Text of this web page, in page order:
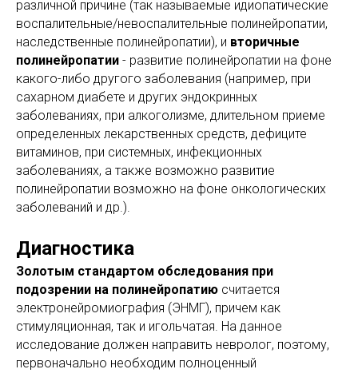
различной причине (так называемые идиопатические
воспалительные/невоспалительные полинейропатии,
наследственные полинейропатии), и вторичные
полинейропатии - развитие полинейропатии на фоне
какого-либо другого заболевания (например, при
сахарном диабете и других эндокринных
заболеваниях, при алкоголизме, длительном приеме
определенных лекарственных средств, дефиците
витаминов, при системных, инфекционных
заболеваниях, а также возможно развитие
полинейропатии возможно на фоне онкологических
заболеваний и др.).
Диагностика
Золотым стандартом обследования при
подозрении на полинейропатию считается
электронейромиография (ЭНМГ), причем как
стимуляционная, так и игольчатая. На данное
исследование должен направить невролог, поэтому,
первоначально необходим полноценный